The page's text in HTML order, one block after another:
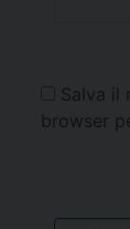
Salva il
browser